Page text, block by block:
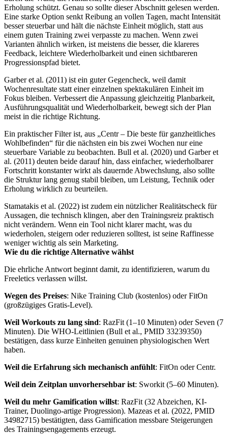
Erholung schützt. Genau so sollte dieser Abschnitt gelesen werden.
Eine starke Option senkt Reibung an vollen Tagen, macht Intensität
besser steuerbar und hält die nächste Einheit möglich, statt aus
einem guten Training zwei verpasste zu machen. Wenn zwei
Varianten ähnlich wirken, ist meistens die besser, die klareres
Feedback, leichtere Wiederholbarkeit und einen sichtbareren
Progressionspfad bietet.
Garber et al. (2011) ist ein guter Gegencheck, weil damit
Wochenresultate statt einer einzelnen spektakulären Einheit im
Fokus bleiben. Verbessert die Anpassung gleichzeitig Planbarkeit,
Ausführungsqualität und Wiederholbarkeit, bewegt sich der Plan
meist in die richtige Richtung.
Ein praktischer Filter ist, aus „Centr – Die beste für ganzheitliches
Wohlbefinden“ für die nächsten ein bis zwei Wochen nur eine
steuerbare Variable zu beobachten. Bull et al. (2020) und Garber et
al. (2011) deuten beide darauf hin, dass einfacher, wiederholbarer
Fortschritt konstanter wirkt als dauernde Abwechslung, also sollte
die Struktur lang genug stabil bleiben, um Leistung, Technik oder
Erholung wirklich zu beurteilen.
Stamatakis et al. (2022) ist zudem ein nützlicher Realitätscheck für
Aussagen, die technisch klingen, aber den Trainingsreiz praktisch
nicht verändern. Wenn ein Tool nicht klarer macht, was du
wiederholen, steigern oder reduzieren solltest, ist seine Raffinesse
weniger wichtig als sein Marketing.
Wie du die richtige Alternative wählst
Die ehrliche Antwort beginnt damit, zu identifizieren, warum du
Freeletics verlassen willst.
Wegen des Preises: Nike Training Club (kostenlos) oder FitOn
(großzügiges Gratis-Level).
Weil Workouts zu lang sind: RazFit (1–10 Minuten) oder Seven (7
Minuten). Die WHO-Leitlinien (Bull et al., PMID 33239350)
bestätigen, dass kurze Einheiten genuinen physiologischen Wert
haben.
Weil die Erfahrung sich mechanisch anfühlt: FitOn oder Centr.
Weil dein Zeitplan unvorhersehbar ist: Sworkit (5–60 Minuten).
Weil du mehr Gamification willst: RazFit (32 Abzeichen, KI-
Trainer, Duolingo-artige Progression). Mazeas et al. (2022, PMID
34982715) bestätigten, dass Gamification messbare Steigerungen
des Trainingsengagements erzeugt.